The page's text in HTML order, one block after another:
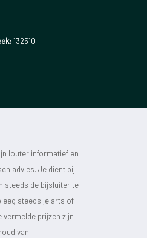
132510
louter informatief en
advies. Je dient bij
steeds de bijsluiter te
steeds je arts of
vermelde prijzen zijn
van